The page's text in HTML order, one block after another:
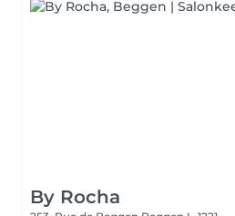
By Rocha